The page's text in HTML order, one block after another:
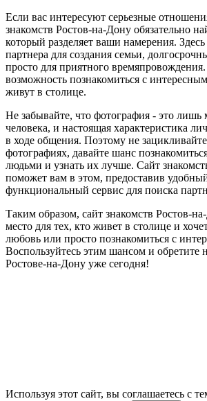
Если вас интересуют серьезные
знакомств Ростов-на-Дону обязательно
который разделяет ваши намерения.
партнера для создания семьи,
просто для приятного
возможность познакомиться с
живут в столице.
Не забывайте, что фотография - это лишь
человека, и настоящая характеристика
в ходе общения. Поэтому не
фотографиях, давайте шанс
людьми и узнать их лучше. Сайт
поможет вам в этом, предоставив
функциональный сервис для поиска
Таким образом, сайт знакомств Ростов-
место для тех, кто живет в столице и
любовь или просто познакомиться с
Воспользуйтесь этим шансом и обретите
Ростове-на-Дону уже сегодня!
Используя этот сайт, вы соглашаетесь с